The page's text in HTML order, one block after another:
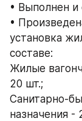
• Выполнен и
•
установка
составе:
Жилые
20 шт.;
Санитарно-
назначения -